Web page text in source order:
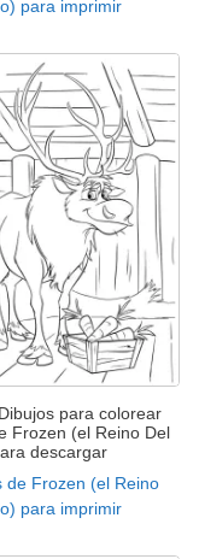
para imprimir
para colorear
Frozen (el Reino Del
descargar
de Frozen (el Reino
para imprimir